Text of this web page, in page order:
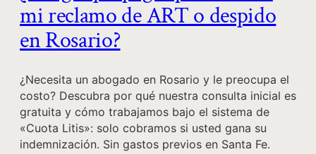
mi reclamo de ART o despido
en Rosario?
¿Necesita un abogado en Rosario y le preocupa el
costo? Descubra por qué nuestra consulta inicial es
gratuita y cómo trabajamos bajo el sistema de
«Cuota Litis»: solo cobramos si usted gana su
indemnización. Sin gastos previos en Santa Fe.